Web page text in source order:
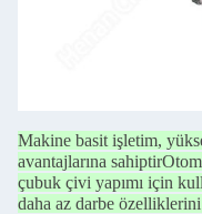
Makine basit işletim,
avantajlarına sahiptir
çubuk çivi yapımı için
daha az darbe